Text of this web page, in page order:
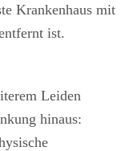
Krankenhaus mit
ist.
Leiden
hinaus: